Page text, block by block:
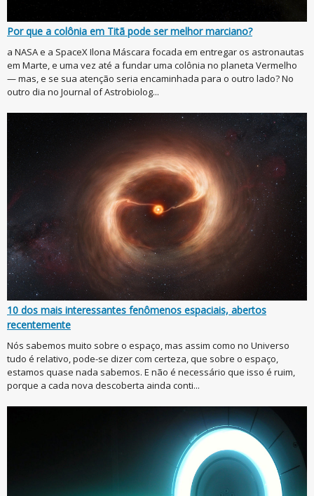
Por que a colônia em Titã pode ser melhor marciano?
a NASA e a SpaceX Ilona Máscara focada em entregar os astronautas
em Marte, e uma vez até a fundar uma colônia no planeta Vermelho
— mas, e se sua atenção seria encaminhada para o outro lado? No
outro dia no Journal of Astrobiolog...
10 dos mais interessantes fenômenos espaciais, abertos
recentemente
Nós sabemos muito sobre o espaço, mas assim como no Universo
tudo é relativo, pode-se dizer com certeza, que sobre o espaço,
estamos quase nada sabemos. E não é necessário que isso é ruim,
porque a cada nova descoberta ainda conti...